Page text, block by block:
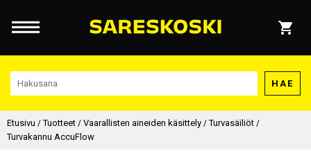
HAE
Etusivu /Tuotteet / Vaarallisten aineiden käsittely /Turvasäiliöt /
Turvakannu AccuFlow